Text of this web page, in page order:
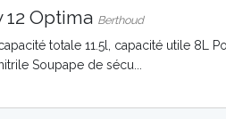
12 Optima Berthoud
totale 11.5l, capacité utile 8L
Soupape de sécu...